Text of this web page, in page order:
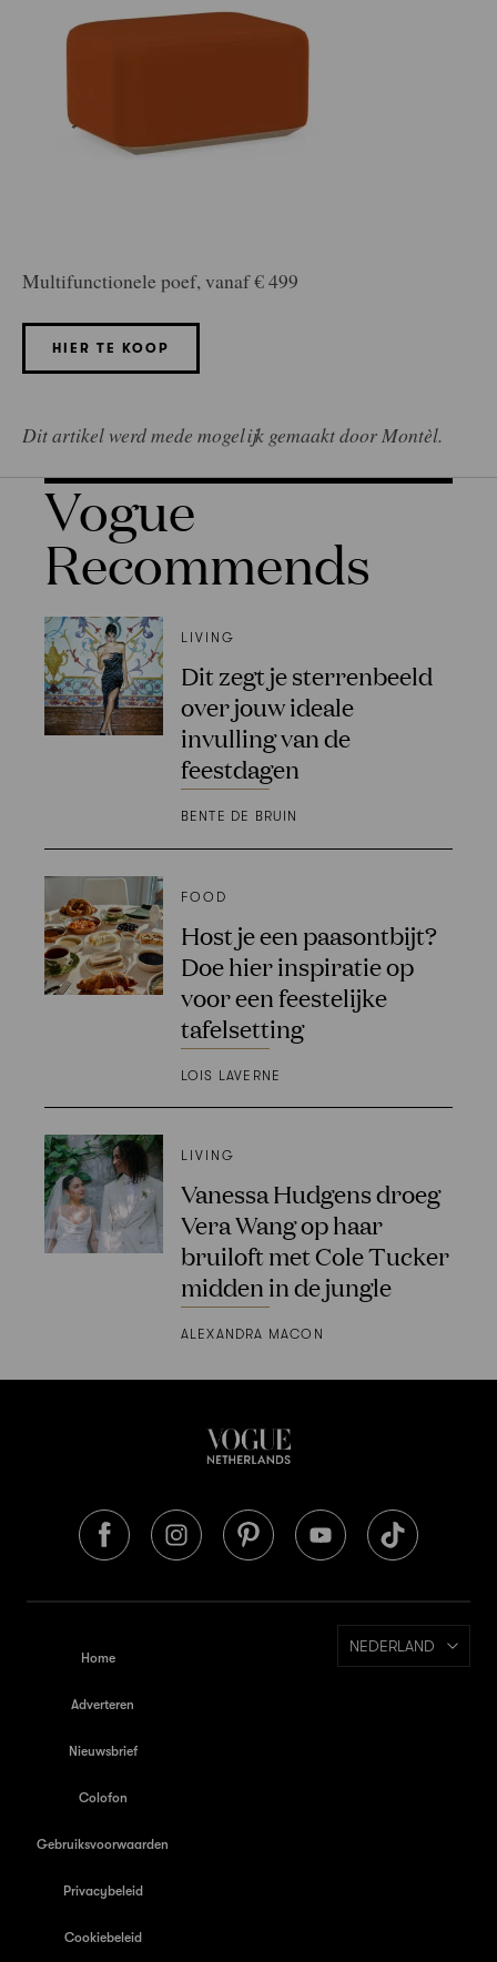
Multifunctionele poef, vanaf € 499
HIER TE KOOP
Dit artikel werd mede mogelijk gemaakt door Montèl.
Vogue
Recommends
LIVING
Dit zegt je sterrenbeeld
over jouw ideale
invulling van de
feestdagen
BENTE DE BRUIN
FOOD
Host je een paasontbijt?
Doe hier inspiratie op
voor een feestelijke
tafelsetting
LOIS LAVERNE
LIVING
Vanessa Hudgens droeg
Vera Wang op haar
bruiloft met Cole Tucker
midden in de jungle
ALEXANDRA MACON
Home
Adverteren
Nieuwsbrief
Colofon
Gebruiksvoorwaarden
Privacybeleid
Cookiebeleid
NEDERLAND